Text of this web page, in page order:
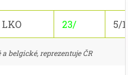
LKO 23/ 5/
belgické, reprezentuje ČR